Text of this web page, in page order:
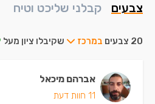
צבעים קבלני שליכט וטיח
20 צבעים במרכז שקיבלו ציון מעל
אברהם מיכאל
11 חוות דעת